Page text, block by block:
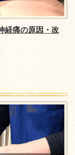
経痛の原因・改